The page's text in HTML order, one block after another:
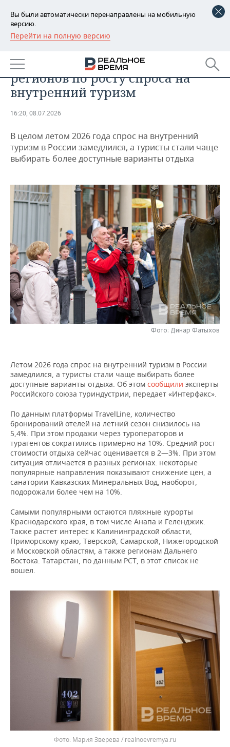
Вы были автоматически перенаправлены на мобильную
версию.
Перейти на полную версию
РЕГИОНЫ
БАШКОРТОСТАН
ТАТАРСТАН
НОВОСТИ
АНАЛИТИКА
ДЕКЛАРАЦИИ О ДОХОДАХ
КОРОЛИ ГОСЗАКАЗА ПФО
КОМУ ПРИНАДЛЕЖАТ
ТОРГОВЫЕ ЦЕНТРЫ
ТАТАРСТАНА
НОВОСТИ ЭКОНОМИКИ
ФИНАНСЫ
БЮДЖЕТ
ИНВЕСТИЦИИ
ПРОМЫШЛЕННОСТЬ
НОВОСТИ
ПРОМЫШЛЕННОСТИ
АГРОПРОМ
МАШИНОСТРОЕНИЕ
НЕФТЕХИМИЯ
НЕФТЬ
ОПК
ЭНЕРГЕТИКА
НЕДВИЖИМОСТЬ
НОВОСТИ АВТО
БИЗНЕС
НОВОСТИ БИЗНЕСА
РОЗНИЧНАЯ ТОРГОВЛЯ
ТРАНСПОРТ
УСЛУГИ
ТЕХНОЛОГИИ
НОВОСТИ ТЕХНОЛОГИЙ
IT
МЕДИА
ТЕЛЕКОММУНИКАЦИИ
МЕРОПРИЯТИЯ
НОВОСТИ МЕРОПРИЯТИЙ
ВЫЕЗДНАЯ РЕДАКЦИЯ
БИЗНЕС-БРАНЧИ
ОТКРЫТАЯ ЛЕКЦИЯ
СПОРТ
НОВОСТИ СПОРТА
ФУТБОЛ
БАСКЕТБОЛ
ВОЛЕЙБОЛ
КИБЕРСПОРТ
ФИГУРНОЕ КАТАНИЕ
ВОДНЫЕ ВИДЫ СПОРТА
ХОККЕЙ С МЯЧОМ
ОБЩЕСТВО
НОВОСТИ ОБЩЕСТВА
ИНФРАСТРУКТУРА
ИСТОРИЯ
КУЛЬТУРА
МЕДИЦИНА
ОБРАЗОВАНИЕ
ПРОИСШЕСТВИЯ
ФОТОГАЛЕРЕЯ
СПРАВОЧНИК
СПИСОК ПЕРСОН
СПИСОК КОМПАНИЙ
ПОЛНАЯ ВЕРСИЯ
Татарстан не вошел в число
регионов по росту спроса на
внутренний туризм
16:20, 08.07.2026
В целом летом 2026 года спрос на внутренний
туризм в России замедлился, а туристы стали чаще
выбирать более доступные варианты отдыха
Фото: Динар Фатыхов
Летом 2026 года спрос на внутренний туризм в России
замедлился, а туристы стали чаще выбирать более
доступные варианты отдыха. Об этом сообщили эксперты
Российского союза туриндустрии, передает «Интерфакс».
По данным платформы TravelLine, количество
бронирований отелей на летний сезон снизилось на
5,4%. При этом продажи через туроператоров и
турагентов сократились примерно на 10%. Средний рост
стоимости отдыха сейчас оценивается в 2—3%. При этом
ситуация отличается в разных регионах: некоторые
популярные направления показывают снижение цен, а
санатории Кавказских Минеральных Вод, наоборот,
подорожали более чем на 10%.
Самыми популярными остаются пляжные курорты
Краснодарского края, в том числе Анапа и Геленджик.
Также растет интерес к Калининградской области,
Приморскому краю, Тверской, Самарской, Нижегородской
и Московской областям, а также регионам Дальнего
Востока. Татарстан, по данным РСТ, в этот список не
вошел.
Мария Зверева / realnoevremya.ru